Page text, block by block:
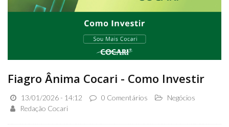
Fiagro Ânima Cocari - Como Investir
13/01/2026 - 14:12 0 Comentários
Negócios
Redação Cocari